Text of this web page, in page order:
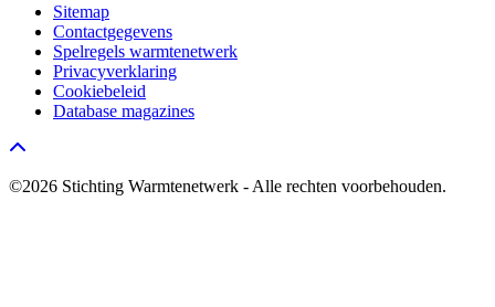
Sitemap
Contactgegevens
Spelregels warmtenetwerk
Privacyverklaring
Cookiebeleid
Database magazines
©2026 Stichting Warmtenetwerk - Alle rechten voorbehouden.